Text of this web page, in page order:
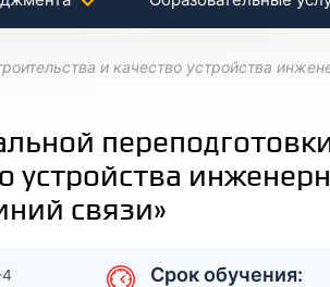
и качество устройства
устройства
связи»
Срок обучения: